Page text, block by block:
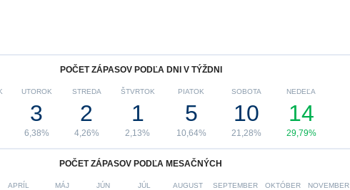
POČET ZÁPASOV PODĽA DNI V TÝŽDNI
UTOROK
3
6,38%
STREDA
2
4,26%
ŠTVRTOK
1
2,13%
PIATOK
5
10,64%
SOBOTA
10
21,28%
NEDEĽA
14
29,79%
POČET ZÁPASOV PODĽA MESAČNÝCH
APRÍL MÁJ JÚN JÚL AUGUST SEPTEMBER OKTÓBER NOVEMBER